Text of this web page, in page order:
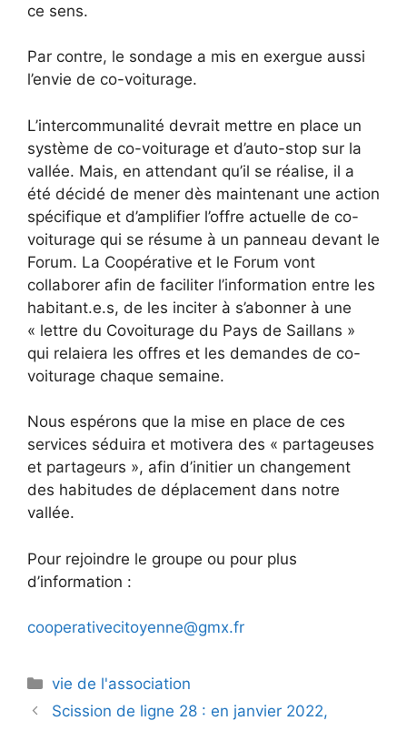
ce sens.
Par contre, le sondage a mis en exergue aussi
l’envie de co-voiturage.
L’intercommunalité devrait mettre en place un
système de co-voiturage et d’auto-stop sur la
vallée. Mais, en attendant qu’il se réalise, il a
été décidé de mener dès maintenant une action
spécifique et d’amplifier l’offre actuelle de co-
voiturage qui se résume à un panneau devant le
Forum. La Coopérative et le Forum vont
collaborer afin de faciliter l’information entre les
habitant.e.s, de les inciter à s’abonner à une
« lettre du Covoiturage du Pays de Saillans »
qui relaiera les offres et les demandes de co-
voiturage chaque semaine.
Nous espérons que la mise en place de ces
services séduira et motivera des « partageuses
et partageurs », afin d’initier un changement
des habitudes de déplacement dans notre
vallée.
Pour rejoindre le groupe ou pour plus
d’information :
cooperativecitoyenne@gmx.fr
Catégories
vie de l'association
Scission de ligne 28 : en janvier 2022,